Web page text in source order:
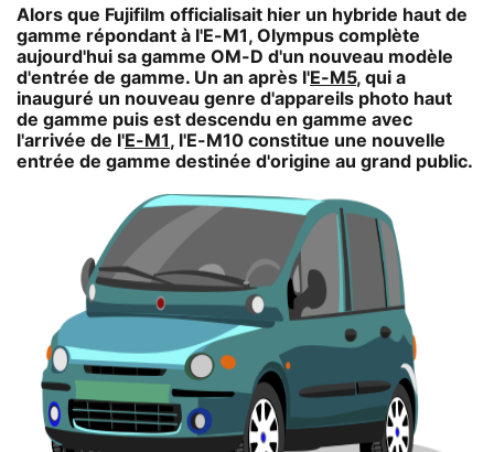
Alors que Fujifilm officialisait hier un hybride haut de
gamme répondant à l'E-M1, Olympus complète
aujourd'hui sa gamme OM-D d'un nouveau modèle
d'entrée de gamme. Un an après l'E-M5, qui a
inauguré un nouveau genre d'appareils photo haut
de gamme puis est descendu en gamme avec
l'arrivée de l'E-M1 , l'E-M10 constitue une nouvelle
entrée de gamme destinée d'origine au grand public.